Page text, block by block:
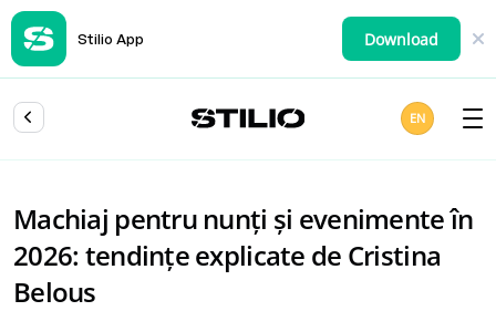
Stilio App Download
EN
Machiaj pentru nunți și evenimente în
2026: tendințe explicate de Cristina
Belous